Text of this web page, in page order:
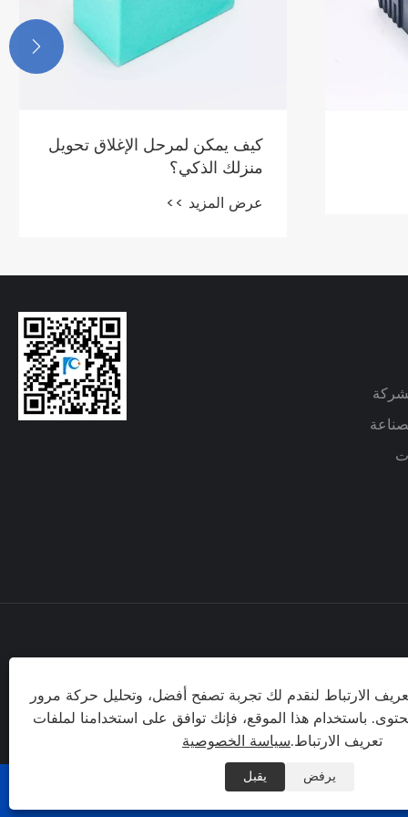
هل تعرف ما هي العوامل التي
يجب مراعاتها عند شراء
المرحلات؟
عرض المزيد >>

مقاطعة تشجيانغ، الصين
سياسة الخصوصية |
الارتباط لنقدم لك تجربة تصفح أفضل، وتحليل حركة مرور
باستخدام هذا الموقع، فإنك توافق على استخدامنا لملفات
تعريف الارتباط.سياسة الخصوصية
يرفض يقبل